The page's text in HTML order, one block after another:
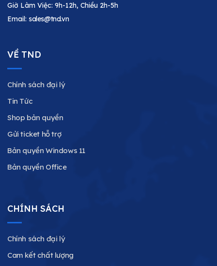
Giờ Làm Việc: 9h-12h, Chiều 2h-5h
Email: sales@tnd.vn
VỀ TND
Chính sách đại lý
Tin Tức
Shop bản quyền
Gửi ticket hỗ trợ
Bản quyền Windows 11
Bản quyền Office
CHÍNH SÁCH
Chính sách đại lý
Cam kết chất lượng